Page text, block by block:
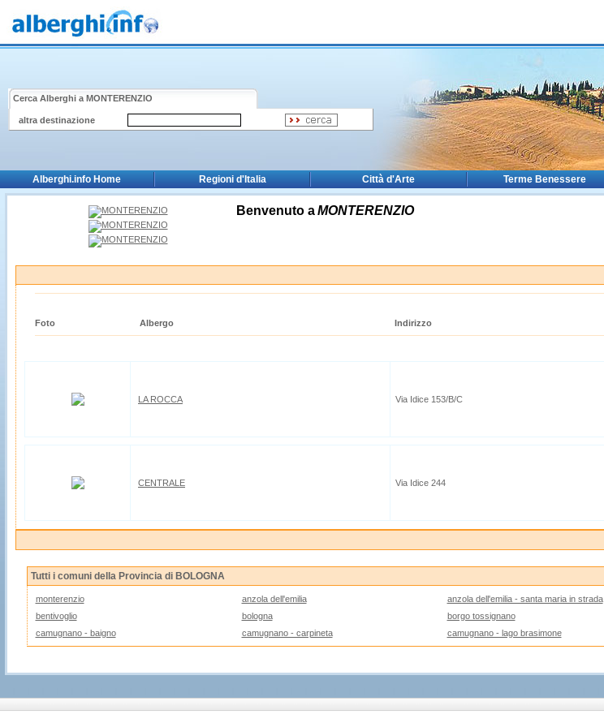
Cerca Alberghi a MONTERENZIO
altra destinazione
Alberghi.info Home Regioni d'Italia Città d'Arte Terme Benessere
Benvenuto a MONTERENZIO
Foto Albergo Indirizzo
LA ROCCA Via Idice 153/B/C
CENTRALE Via Idice 244
Tutti i comuni della Provincia di BOLOGNA
monterenzio anzola dell'emilia anzola dell'emilia - santa maria in strada
bentivoglio
bologna borgo tossignano
camugnano - baigno
camugnano - carpineta camugnano - lago brasimone